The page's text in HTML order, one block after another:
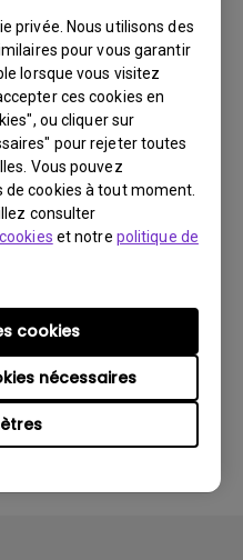
privée. Nous utilisons des
pour vous garantir
lorsque vous visitez
ces cookies en
ou cliquer sur
pour rejeter toutes
Vous pouvez
cookies à tout moment.
consulter
et notre politique de
nécessaires
cookies